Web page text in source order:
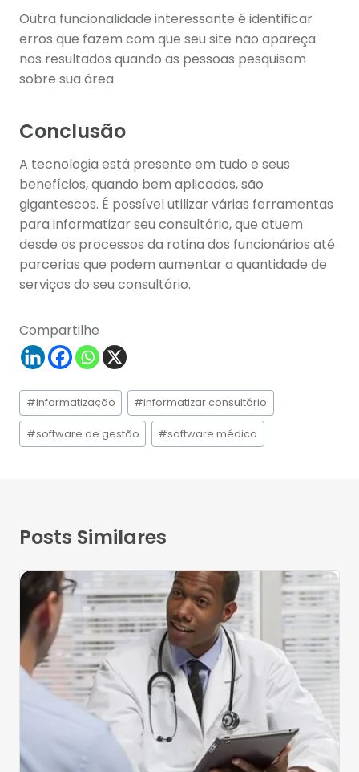
Outra funcionalidade interessante é identificar
erros que fazem com que seu site não apareça
nos resultados quando as pessoas pesquisam
sobre sua área.
Conclusão
A tecnologia está presente em tudo e seus
benefícios, quando bem aplicados, são
gigantescos. É possível utilizar várias ferramentas
para informatizar seu consultório, que atuem
desde os processos da rotina dos funcionários até
parcerias que podem aumentar a quantidade de
serviços do seu consultório.
Compartilhe
Tags
do
Post:
#informatização #informatizar consultório
#software de gestão #software médico
Posts Similares